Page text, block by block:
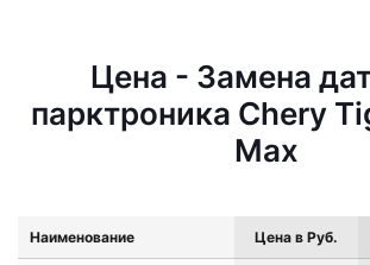
Цена - Замена
парктроника Chery
Max
Наименование Цена в Руб.